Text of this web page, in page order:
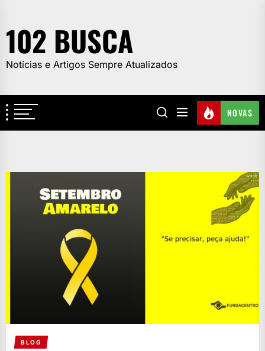
the
content
102 BUSCA
Notícias e Artigos Sempre Atualizados
NOVAS
BLOG